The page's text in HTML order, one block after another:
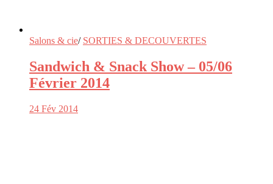
Salons & cie/ SORTIES & DECOUVERTES
Sandwich & Snack Show – 05/06
Février 2014
24 Fév 2014